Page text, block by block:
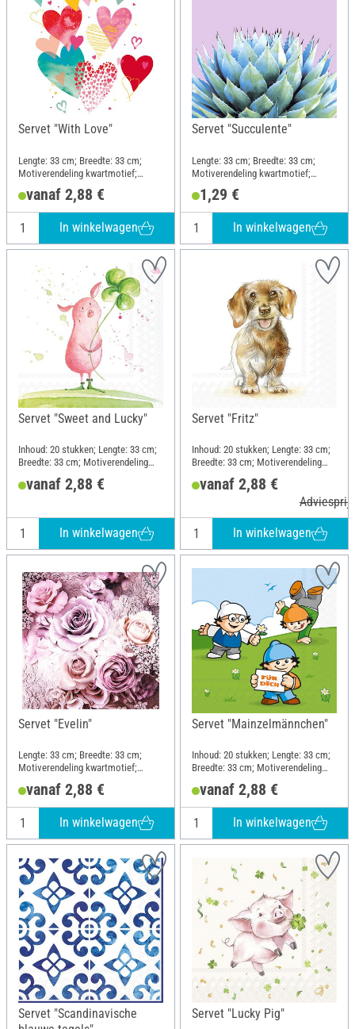
Servet "With Love"
Lengte: 33 cm; Breedte: 33 cm;
Motiverendeling kwartmotief;
Materiaal: Papier
vanaf 2,88 €
In winkelwagen
Servet "Succulente"
Lengte: 33 cm; Breedte: 33 cm;
Motiverendeling kwartmotief;
1,29 €
In winkelwagen
Servet "Sweet and Lucky"
Inhoud: 20 stukken; Lengte: 33 cm;
Breedte: 33 cm; Motiverendeling
kwartmotief; Materiaal: Papier
vanaf 2,88 €
In winkelwagen
Servet "Fritz"
Inhoud: 20 stukken; Lengte: 33 cm;
Breedte: 33 cm; Motiverendeling
kwartmotief; Materiaal: Papier
vanaf 2,88 €
In winkelwagen
Servet "Evelin"
Lengte: 33 cm; Breedte: 33 cm;
Motiverendeling kwartmotief;
Materiaal: Papier
vanaf 2,88 €
In winkelwagen
Servet "Mainzelmännchen"
Inhoud: 20 stukken; Lengte: 33 cm;
Breedte: 33 cm; Motiverendeling
kwartmotief; Materiaal: Papier
vanaf 2,88 €
In winkelwagen
Servet "Scandinavische
Servet "Lucky Pig"